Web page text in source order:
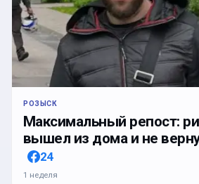
РОЗЫСК
Максимальный репост:
вышел из дома и не
24
1 неделя